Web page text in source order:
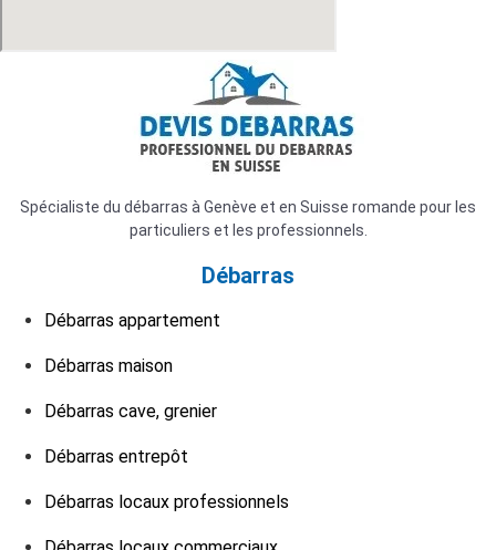
Spécialiste du débarras à Genève et en Suisse romande pour les
particuliers et les professionnels.
Débarras
Débarras appartement
Débarras maison
Débarras cave, grenier
Débarras entrepôt
Débarras locaux professionnels